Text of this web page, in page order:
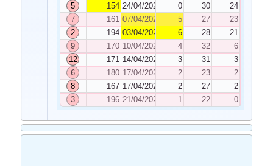
5
154 24/04/2026 0 30
24
7
161 07/04/2026 5 27
23
2
194 03/04/2026 6 28
21
9
170 10/04/2026 4 32
6
12
171 14/04/2026 3 31
3
6
180 17/04/2026 2 23
2
8
167 17/04/2026 2 27
2
3
196 21/04/2026 1 22 0